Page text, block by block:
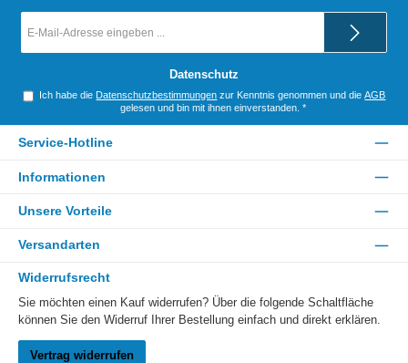
Mail-
Datenschutz
Ich habe die Datenschutzbestimmungen zur Kenntnis genommen und dieAGB
gelesen und bin mit ihnen einverstanden. *
Service-Hotline
Informationen
Unsere Vorteile
Versandarten
Widerrufsrecht
Sie möchten einen Kauf widerrufen? Über die folgende Schaltfläche
können Sie den Widerruf Ihrer Bestellung einfach und direkt erklären.
Vertrag widerrufen